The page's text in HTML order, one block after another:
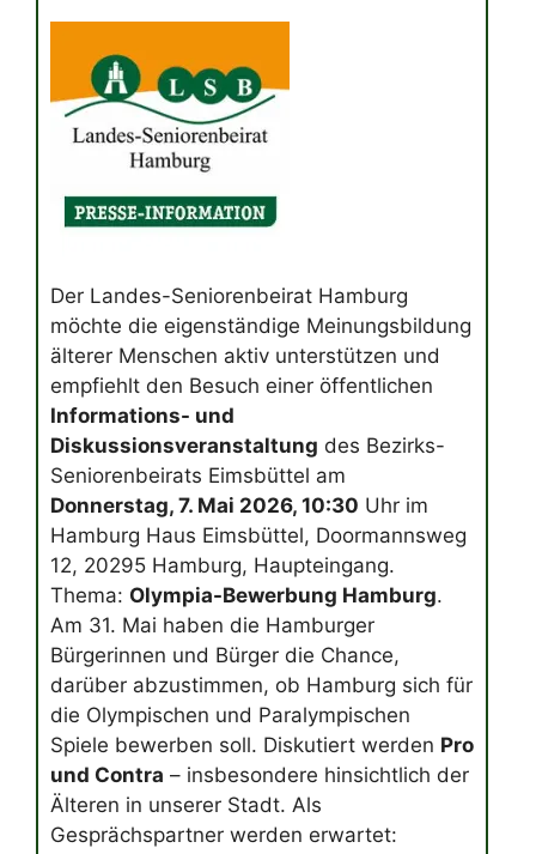
Der Landes-Seniorenbeirat Hamburg
möchte die eigenständige Meinungsbildung
älterer Menschen aktiv unterstützen und
empfiehlt den Besuch einer öffentlichen
Informations- und
Diskussionsveranstaltung des Bezirks-
Seniorenbeirats Eimsbüttel am
Donnerstag, 7. Mai 2026, 10:30 Uhr im
Hamburg Haus Eimsbüttel, Doormannsweg
12, 20295 Hamburg, Haupteingang.
Thema: Olympia-Bewerbung Hamburg.
Am 31. Mai haben die Hamburger
Bürgerinnen und Bürger die Chance,
darüber abzustimmen, ob Hamburg sich für
die Olympischen und Paralympischen
Spiele bewerben soll. Diskutiert werden Pro
und Contra – insbesondere hinsichtlich der
Älteren in unserer Stadt. Als
Gesprächspartner werden erwartet: